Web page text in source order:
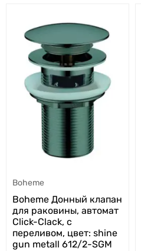
Boheme
Boheme Донный клапан
для раковины, автомат
Click-Clack, с
переливом, цвет: shine
gun metall 612/2-SGM